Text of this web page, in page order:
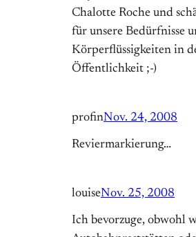
Chalotte Roche und
für unsere Bedürfnisse
Körperflüssigkeiten in
Öffentlichkeit ;-)
profinNov. 24, 2008
Reviermarkierung…
louiseNov. 25, 2008
Ich bevorzuge, obwohl